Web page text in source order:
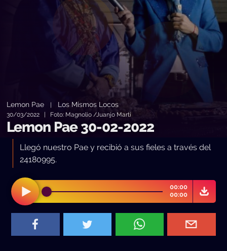
Lemon Pae Los Mismos Locos
30/03/2022 | Foto: Magnolio /Juanjo Marti
Lemon Pae 30-02-2022
Llegó nuestro Pae y recibió a sus fieles a través del
24180995.
00:00
00:00